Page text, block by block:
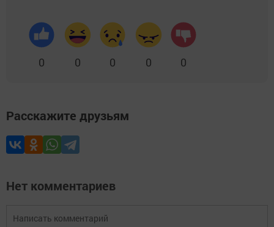
0 0 0 0 0
Расскажите друзьям
Нет комментариев